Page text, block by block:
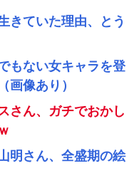
きていた理由、とう
もない女キャラを登
画像あり）
さん、ガチでおかし
明さん、全盛期の絵